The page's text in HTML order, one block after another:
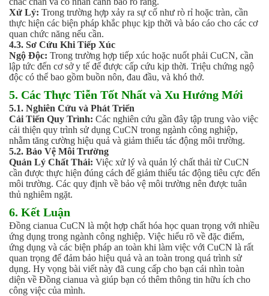
VMC GROUP
Ngành Hóa Chất
Tẩy Rửa Diệt Khuẩn
Ngành Thực Phẩm
Ngành Nông Nghiệp
Ngành Thủy Sản
Ngành Môi Trường
Ngành Nhựa
Ngành Xây Dựng
Ngành Cao Su
Ngành Xi Mạ
Ngành Thủy Tinh
Ngành Dệt Nhuộm
Ngành Sơn
Ngành In Ấn Bao Bì
Ngành Gốm Sứ
Ngành Gỗ
Ngành Mỹ Phẩm
Ngành Hóa Dầu
Ngành Giấy
Liên hệ
Tuyển dụng
Xử Lý: Trong trường hợp xảy ra sự cố như rò rỉ hoặc tràn, cần
thực hiện các biện pháp khắc phục kịp thời và báo cáo cho các cơ
quan chức năng nếu cần.
4.3. Sơ Cứu Khi Tiếp Xúc
Ngộ Độc: Trong trường hợp tiếp xúc hoặc nuốt phải CuCN, cần
lập tức đến cơ sở y tế để được cấp cứu kịp thời. Triệu chứng ngộ
độc có thể bao gồm buồn nôn, đau đầu, và khó thở.
5. Các Thực Tiễn Tốt Nhất và Xu Hướng Mới
5.1. Nghiên Cứu và Phát Triển
Cải Tiến Quy Trình: Các nghiên cứu gần đây tập trung vào việc
cải thiện quy trình sử dụng CuCN trong ngành công nghiệp,
nhằm tăng cường hiệu quả và giảm thiểu tác động môi trường.
5.2. Bảo Vệ Môi Trường
Quản Lý Chất Thải: Việc xử lý và quản lý chất thải từ CuCN
cần được thực hiện đúng cách để giảm thiểu tác động tiêu cực đến
môi trường. Các quy định về bảo vệ môi trường nên được tuân
thủ nghiêm ngặt.
6. Kết Luận
Đồng cianua CuCN là một hợp chất hóa học quan trọng với nhiều
ứng dụng trong ngành công nghiệp. Việc hiểu rõ về đặc điểm,
ứng dụng và các biện pháp an toàn khi làm việc với CuCN là rất
quan trọng để đảm bảo hiệu quả và an toàn trong quá trình sử
dụng. Hy vọng bài viết này đã cung cấp cho bạn cái nhìn toàn
diện về Đồng cianua và giúp bạn có thêm thông tin hữu ích cho
công việc của mình.